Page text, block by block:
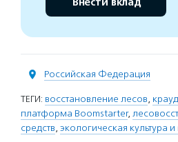
Российская Федерация
ТЕГИ: восстановление лесов,
платформа Boomstarter,
средств, экологическая культура